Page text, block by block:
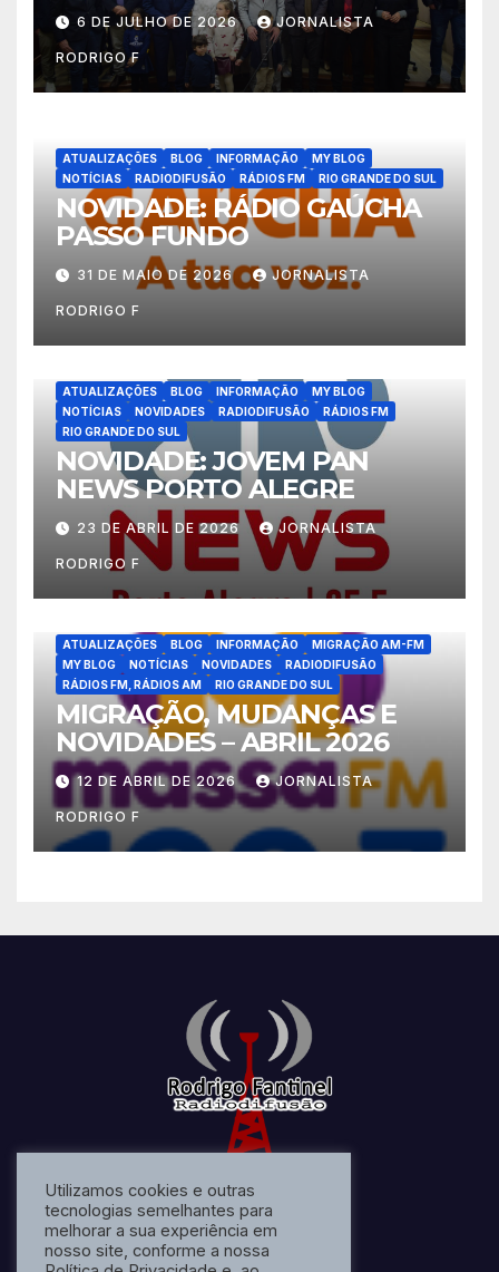
6 DE JULHO DE 2026 JORNALISTA
RODRIGO F
ATUALIZAÇÕES BLOG INFORMAÇÃO
MY BLOG
NOTÍCIAS
RADIODIFUSÃO RÁDIOS FM RIO GRANDE DO SUL
NOVIDADE: RÁDIO GAÚCHA
PASSO FUNDO
31 DE MAIO DE 2026 JORNALISTA
RODRIGO F
ATUALIZAÇÕES BLOG INFORMAÇÃO
MY BLOG
NOTÍCIAS
NOVIDADES RADIODIFUSÃO
RÁDIOS FM
RIO GRANDE DO SUL
NOVIDADE: JOVEM PAN
NEWS PORTO ALEGRE
23 DE ABRIL DE 2026 JORNALISTA
RODRIGO F
ATUALIZAÇÕES BLOG INFORMAÇÃO
MIGRAÇÃO AM-FM
MY BLOG
NOTÍCIAS NOVIDADES
RADIODIFUSÃO
RÁDIOS FM, RÁDIOS AM
RIO GRANDE DO SUL
MIGRAÇÃO, MUDANÇAS E
NOVIDADES – ABRIL 2026
12 DE ABRIL DE 2026 JORNALISTA
RODRIGO F
Utilizamos cookies e outras
tecnologias semelhantes para
melhorar a sua experiência em
nosso site, conforme a nossa